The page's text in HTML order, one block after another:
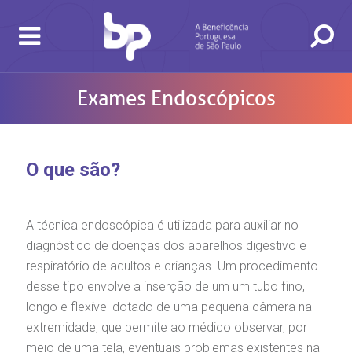
BUSCA
CONSULTAS E EXAMES
ATENDIMENTO 24H
CONHEÇA AS UNIDADES
INSTITUCIONAL
NOSSOS SERVIÇOS
INFORMAÇÕES ÚTEIS
ESPECIALIDADES
Exames Endoscópicos
O que são?
A técnica endoscópica é utilizada para auxiliar no
diagnóstico de doenças dos aparelhos digestivo e
respiratório de adultos e crianças. Um procedimento
desse tipo envolve a inserção de um um tubo fino,
longo e flexível dotado de uma pequena câmera na
extremidade, que permite ao médico observar, por
meio de uma tela, eventuais problemas existentes na